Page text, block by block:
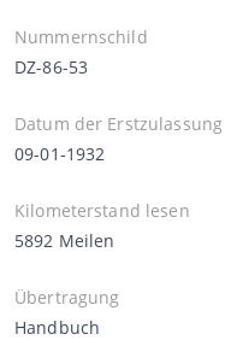
Nummernschild
DZ-86-53
Datum der Erstzulassung
09-01-1932
Kilometerstand lesen
5892 Meilen
Übertragung
Handbuch